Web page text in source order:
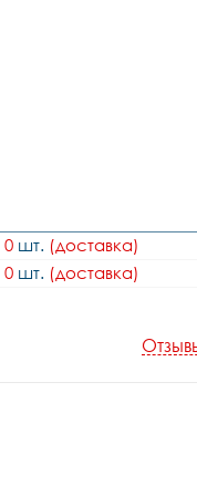
0 шт. (доставка)
0 шт. (доставка)